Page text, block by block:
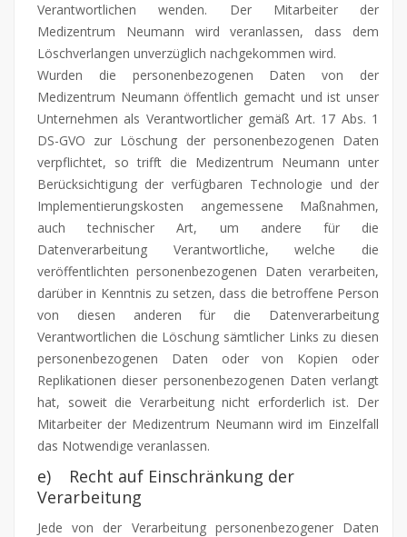
Verantwortlichen wenden. Der Mitarbeiter der
Medizentrum Neumann wird veranlassen, dass dem
Löschverlangen unverzüglich nachgekommen wird.
Wurden die personenbezogenen Daten von der
Medizentrum Neumann öffentlich gemacht und ist unser
Unternehmen als Verantwortlicher gemäß Art. 17 Abs. 1
DS-GVO zur Löschung der personenbezogenen Daten
verpflichtet, so trifft die Medizentrum Neumann unter
Berücksichtigung der verfügbaren Technologie und der
Implementierungskosten angemessene Maßnahmen,
auch technischer Art, um andere für die
Datenverarbeitung Verantwortliche, welche die
veröffentlichten personenbezogenen Daten verarbeiten,
darüber in Kenntnis zu setzen, dass die betroffene Person
von diesen anderen für die Datenverarbeitung
Verantwortlichen die Löschung sämtlicher Links zu diesen
personenbezogenen Daten oder von Kopien oder
Replikationen dieser personenbezogenen Daten verlangt
hat, soweit die Verarbeitung nicht erforderlich ist. Der
Mitarbeiter der Medizentrum Neumann wird im Einzelfall
das Notwendige veranlassen.
e) Recht auf Einschränkung der
Verarbeitung
Jede von der Verarbeitung personenbezogener Daten